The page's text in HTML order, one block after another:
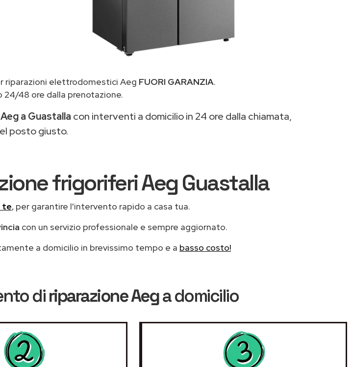
riparazioni elettrodomestici Aeg FUORI GARANZIA.
24/48 ore dalla prenotazione.
a Guastalla con interventi a domicilio in 24 ore dalla chiamata,
posto giusto.
frigoriferi Aeg Guastalla
te, per garantire l'intervento rapido a casa tua.
con un servizio professionale e sempre aggiornato.
a domicilio in brevissimo tempo e a basso costo!
diriparazione Aega domicilio